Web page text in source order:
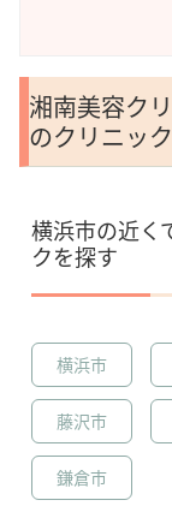
湘南美容ク
のクリニッ
横浜市の近く
クを探す
横浜市
藤沢市
鎌倉市